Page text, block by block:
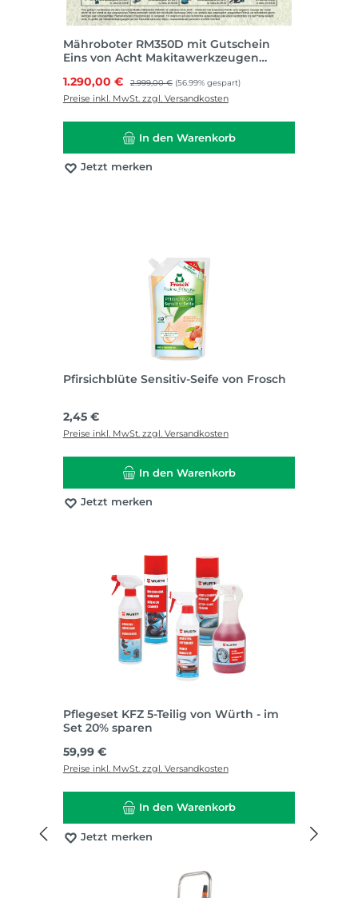
Mähroboter RM350D mit Gutschein
Eins von Acht Makitawerkzeugen
Verkaufspreis:
1.290,00 € Regulärer Preis:
2.999,00 € (56.99% gespart)
Preise inkl. MwSt. zzgl. Versandkosten
In den Warenkorb
Jetzt merken
Pfirsichblüte Sensitiv-Seife von Frosch
Regulärer Preis:
2,45 €
Preise inkl. MwSt. zzgl. Versandkosten
In den Warenkorb
Jetzt merken
Pflegeset KFZ 5-Teilig von Würth - im
Set 20% sparen
Regulärer Preis:
59,99 €
Preise inkl. MwSt. zzgl. Versandkosten
In den Warenkorb
Jetzt merken